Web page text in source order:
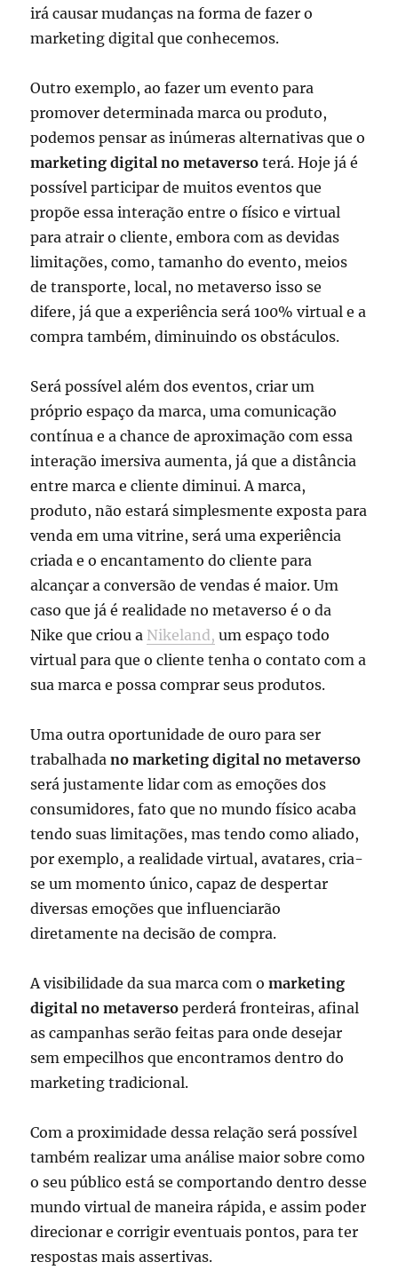
irá causar mudanças na forma de fazer o
marketing digital que conhecemos.
Outro exemplo, ao fazer um evento para
promover determinada marca ou produto,
podemos pensar as inúmeras alternativas que o
marketing digital no metaverso terá. Hoje já é
possível participar de muitos eventos que
propõe essa interação entre o físico e virtual
para atrair o cliente, embora com as devidas
limitações, como, tamanho do evento, meios
de transporte, local, no metaverso isso se
difere, já que a experiência será 100% virtual e a
compra também, diminuindo os obstáculos.
Será possível além dos eventos, criar um
próprio espaço da marca, uma comunicação
contínua e a chance de aproximação com essa
interação imersiva aumenta, já que a distância
entre marca e cliente diminui. A marca,
produto, não estará simplesmente exposta para
venda em uma vitrine, será uma experiência
criada e o encantamento do cliente para
alcançar a conversão de vendas é maior. Um
caso que já é realidade no metaverso é o da
Nike que criou a Nikeland, um espaço todo
virtual para que o cliente tenha o contato com a
sua marca e possa comprar seus produtos.
Uma outra oportunidade de ouro para ser
trabalhada no marketing digital no metaverso
será justamente lidar com as emoções dos
consumidores, fato que no mundo físico acaba
tendo suas limitações, mas tendo como aliado,
por exemplo, a realidade virtual, avatares, cria-
se um momento único, capaz de despertar
diversas emoções que influenciarão
diretamente na decisão de compra.
A visibilidade da sua marca com o marketing
digital no metaversoperderá fronteiras, afinal
as campanhas serão feitas para onde desejar
sem empecilhos que encontramos dentro do
marketing tradicional.
Com a proximidade dessa relação será possível
também realizar uma análise maior sobre como
o seu público está se comportando dentro desse
mundo virtual de maneira rápida, e assim poder
direcionar e corrigir eventuais pontos, para ter
respostas mais assertivas.